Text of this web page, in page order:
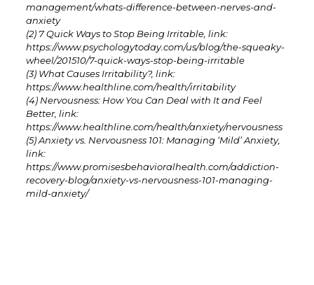
management/whats-difference-between-nerves-and-
anxiety
(2) 7 Quick Ways to Stop Being Irritable, link:
https://www.psychologytoday.com/us/blog/the-squeaky-
wheel/201510/7-quick-ways-stop-being-irritable
(3) What Causes Irritability?, link:
https://www.healthline.com/health/irritability
(4) Nervousness: How You Can Deal with It and Feel
Better, link:
https://www.healthline.com/health/anxiety/nervousness
(5) Anxiety vs. Nervousness 101: Managing ‘Mild’ Anxiety,
link:
https://www.promisesbehavioralhealth.com/addiction-
recovery-blog/anxiety-vs-nervousness-101-managing-
mild-anxiety/